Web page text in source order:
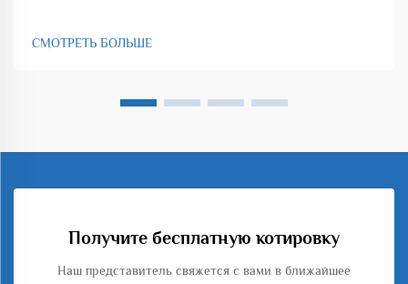
СМОТРЕТЬ БОЛЬШЕ
Получите бесплатную котировку
Наш представитель свяжется с вами в ближайшее